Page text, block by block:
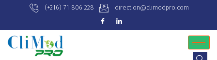
(+216) 71 806 228 direction@climodpro.com